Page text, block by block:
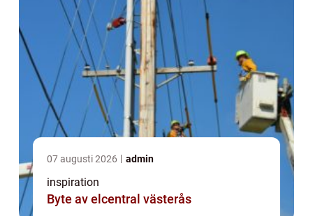
07 augusti 2026 admin
inspiration
Byte av elcentral västerås